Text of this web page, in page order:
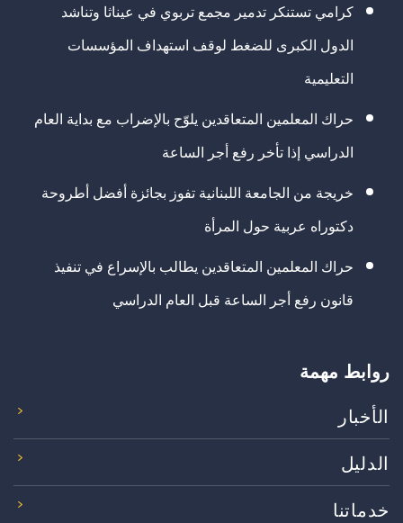
كرامي تستنكر تدمير مجمع تربوي في عيناثا وتناشد
الدول الكبرى للضغط لوقف استهداف المؤسسات
التعليمية
حراك المعلمين المتعاقدين يلوّح بالإضراب مع بداية العام
الدراسي إذا تأخر رفع أجر الساعة
خريجة من الجامعة اللبنانية تفوز بجائزة أفضل أطروحة
دكتوراه عربية حول المرأة
حراك المعلمين المتعاقدين يطالب بالإسراع في تنفيذ
قانون رفع أجر الساعة قبل العام الدراسي
روابط مهمة
الأخبار
الدليل
خدماتنا